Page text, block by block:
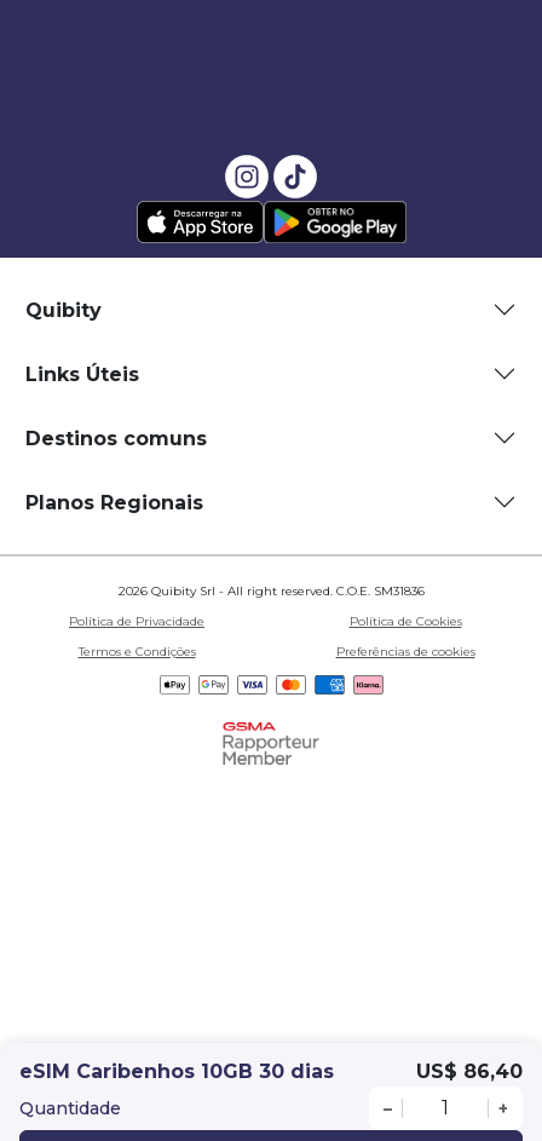
eSIM Caribenhos 10GB 30 dias US$ 86,40
Quantidade – +
Quibity
Links Úteis
Destinos comuns
Planos Regionais
2026 Quibity Srl - All right reserved. C.O.E. SM31836
Política de Privacidade
Política de Cookies
Termos e Condições
Preferências de cookies